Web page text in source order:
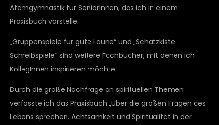
Atemgymnastik für SeniorInnen, das ich in einem
Praxisbuch vorstelle.
„Gruppenspiele für gute Laune“ und „Schatzkiste
Schreibspiele“ sind weitere Fachbücher, mit denen ich
KollegInnen inspirieren möchte.
Durch die große Nachfrage an spirituellen Themen
verfasste ich das Praxisbuch „Über die großen Fragen des
Lebens sprechen. Achtsamkeit und Spiritualität in der